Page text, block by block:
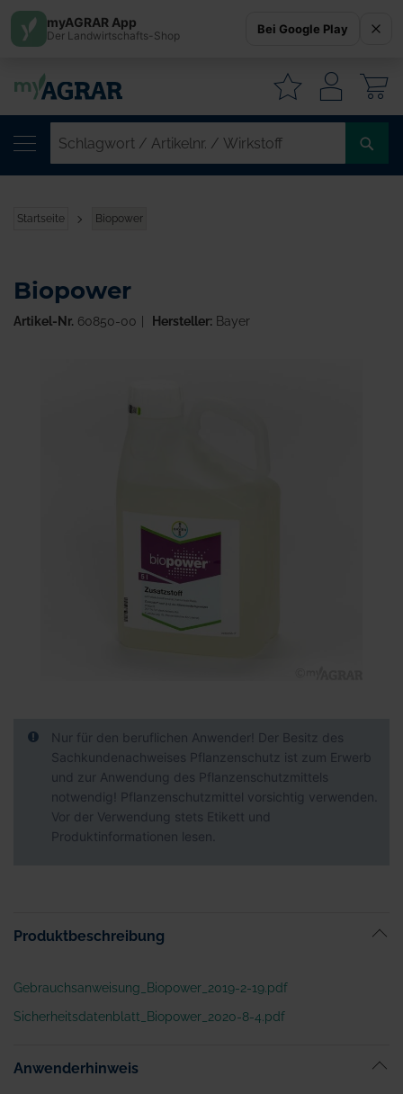
Startseite Biopower
Bildgalerie
springen
Biopower
Artikel-Nr. 60850-00 Hersteller:Bayer
Nur für den beruflichen Anwender! Der Besitz des
Sachkundenachweises Pflanzenschutz ist zum Erwerb
und zur Anwendung des Pflanzenschutzmittels
notwendig! Pflanzenschutzmittel vorsichtig verwenden.
Vor der Verwendung stets Etikett und
Produktinformationen lesen.
Produktbeschreibung
Gebrauchsanweisung_Biopower_2019-2-19.pdf
Sicherheitsdatenblatt_Biopower_2020-8-4.pdf
Anwenderhinweis
myAGRAR App
Der Landwirtschafts-Shop Bei Google Play